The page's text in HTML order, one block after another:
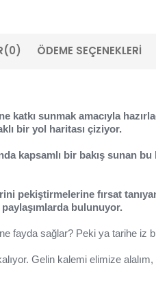
(0) ÖDEME SEÇENEKLERI
sunmak amacıyla
bir yol haritası çiziyor.
kapsamlı bir bakış sunan
pekiştirmelerine fırsat
bulunuyor.
fayda sağlar? Peki ya tarihe
Gelin kalemi elimize